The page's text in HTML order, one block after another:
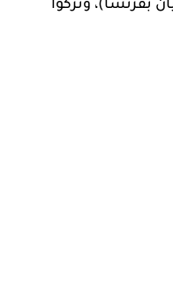
بفرنسا)، وتركوا